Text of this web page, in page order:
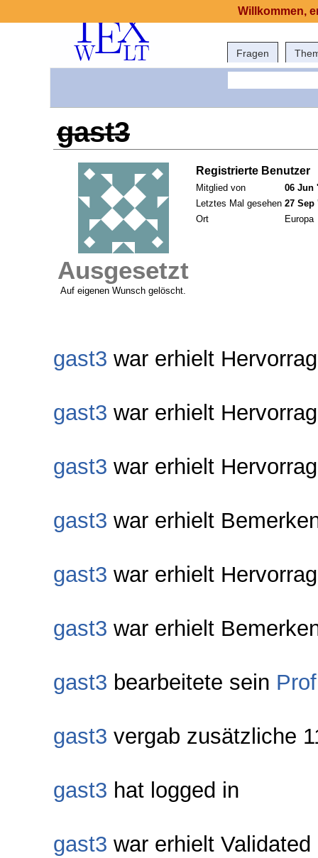
Fragen
gast3
Ausgesetzt
Auf eigenen Wunsch gelöscht.
Registrierte Benutzer
Mitglied von
06 Jun
Letztes Mal gesehen 27 Sep
Ort
Europa
gast3 war erhielt
gast3 war erhielt
gast3 war erhielt
gast3 war erhielt
gast3 war erhielt
gast3 war erhielt
gast3 bearbeitete sein
gast3 vergab zusätzliche
gast3 hat logged in
gast3 war erhielt
Willkommen,